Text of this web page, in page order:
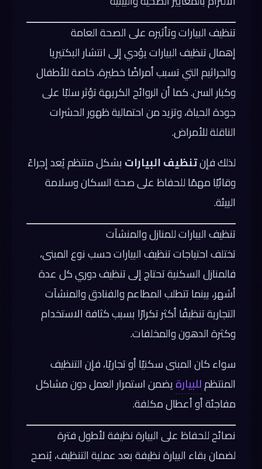
تنظيف البيارات وتأثيره على الصحة العامة
إهمال تنظيف البيارات يؤدي إلى انتشار البكتيريا
والجراثيم التي تسبب أمراضًا خطيرة، خاصة للأطفال
وكبار السن. كما أن الروائح الكريهة تؤثر سلبًا على
جودة الحياة، وتزيد من احتمالية ظهور الحشرات
الناقلة للأمراض.
لذلك فإنتنظيف البياراتبشكل منتظم يُعد إجراءً
وقائيًا مهمًا للحفاظ على صحة السكان وسلامة
البيئة.
تنظيف البيارات للمنازل والمنشآت
تختلف احتياجات تنظيف البيارات حسب نوع المبنى،
فالمنازل السكنية تحتاج إلى تنظيف دوري كل عدة
أشهر، بينما تتطلب المطاعم والفنادق والمنشآت
التجارية تنظيفًا أكثر تكرارًا بسبب كثافة الاستخدام
وكثرة الدهون والمخلفات.
سواء كان المبنى سكنيًا أو تجاريًا، فإن التنظيف
المنتظمللبيارةيضمن استمرار العمل دون مشاكل
مفاجئة أو أعطال مكلفة.
نصائح للحفاظ على البيارة نظيفة لأطول فترة
لضمان بقاء البيارة نظيفة بعد عملية التنظيف، يُنصح